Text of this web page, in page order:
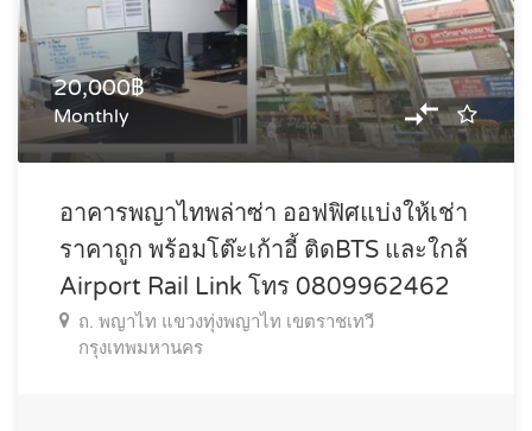
20,000฿
Monthly
อาคารพญาไทพล่าซ่า ออฟฟิศแบ่งให้เช่า
ราคาถูก พร้อมโต๊ะเก้าอี้ ติดBTS และใกล้
Airport Rail Link โทร 0809962462
ถ. พญาไท แขวงทุ่งพญาไท เขตราชเทวี
กรุงเทพมหานคร